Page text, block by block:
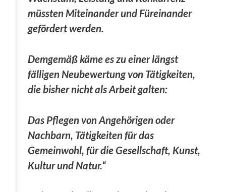
müssten Miteinander und Füreinander
gefördert werden.
Demgemäß käme es zu einer längst
fälligen Neubewertung von Tätigkeiten,
die bisher nicht als Arbeit galten:
Das Pflegen von Angehörigen oder
Nachbarn, Tätigkeiten für das
Gemeinwohl, für die Gesellschaft, Kunst,
Kultur und Natur.“